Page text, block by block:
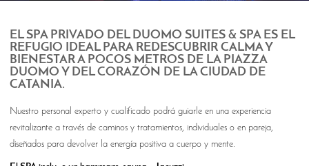
EL SPA PRIVADO DEL DUOMO SUITES & SPAES EL
REFUGIO IDEAL PARA REDESCUBRIR CALMA Y
BIENESTAR A POCOS METROS DE LA PIAZZA
DUOMO Y DEL CORAZÓN DE LA CIUDAD DE
CATANIA.
Nuestro personal experto y cualificado podrá guiarle en una experiencia
revitalizante a través de caminos y tratamientos, individuales o en pareja,
diseñados para devolver la energía positiva a cuerpo y mente.